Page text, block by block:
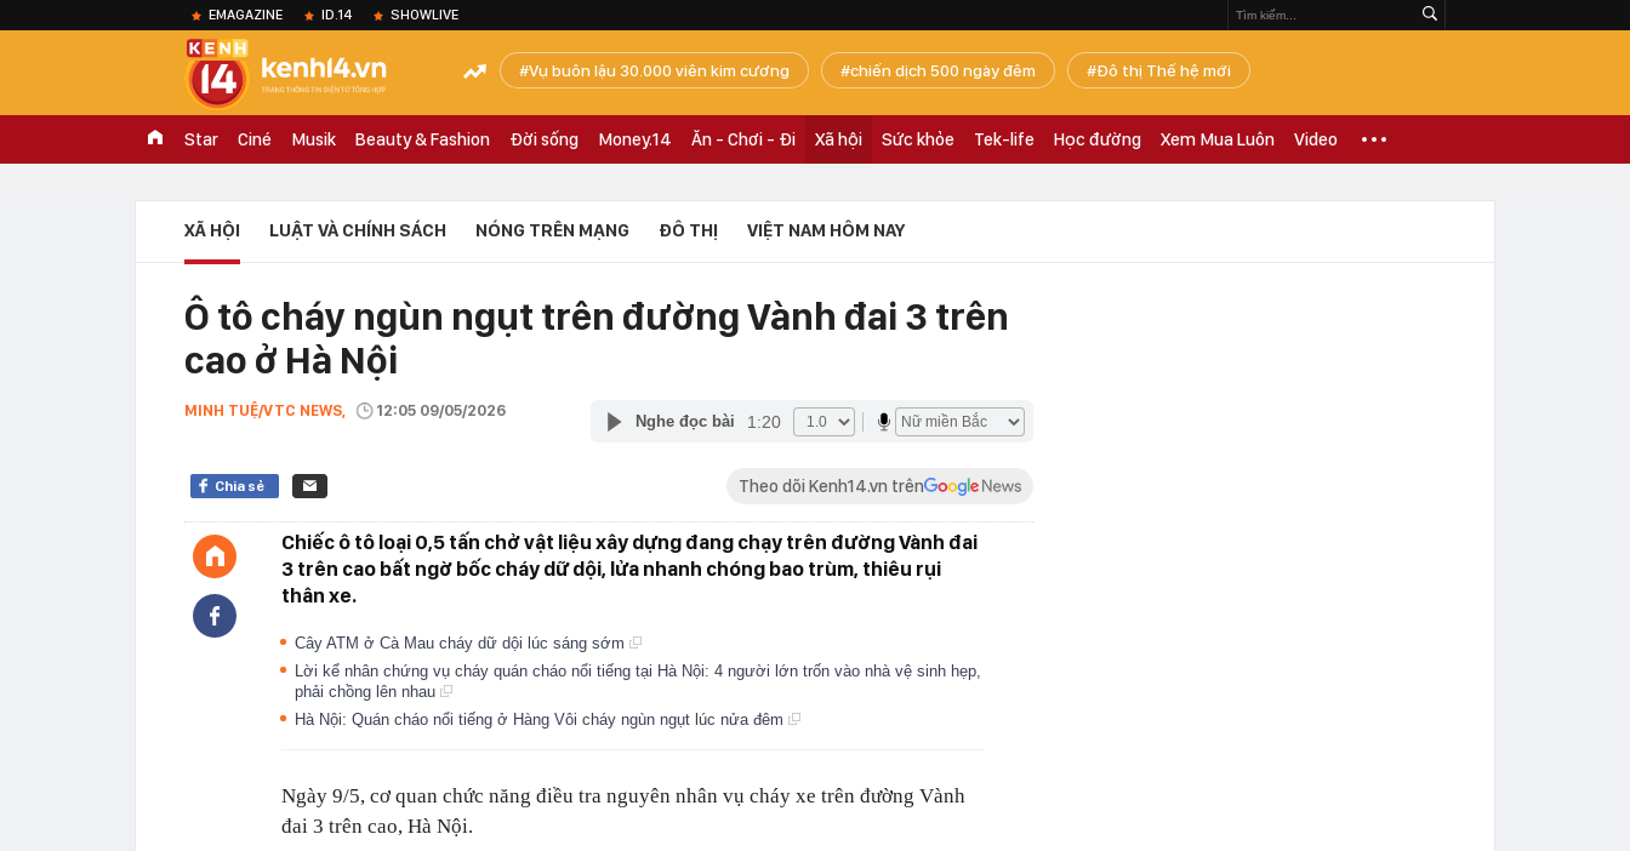
EMAGAZINE ID.14 SHOWLIVE
Vụ buôn lậu 30.000 viên kim cương chiến dịch 500 ngày đêm Đô thị Thế hệ mới
Star Ciné Musik Beauty & Fashion Đời sống Money.14 Ăn - Chơi - Đi Xã hội Sức khỏe Tek-life Học đường Xem Mua Luôn Video
XÃ HỘI LUẬT VÀ CHÍNH SÁCH NÓNG TRÊN MẠNG ĐÔ THỊ VIỆT NAM HÔM NAY
Ô tô cháy ngùn ngụt trên đường Vành đai 3 trên
cao ở Hà Nội
MINH TUỆ/VTC NEWS, 12:05 09/05/2026
Nghe đọc bài 1:20
Chia sẻ Theo dõi Kenh14.vn trên
Chiếc ô tô loại 0,5 tấn chở vật liệu xây dựng đang chạy trên đường Vành đai
3 trên cao bất ngờ bốc cháy dữ dội, lửa nhanh chóng bao trùm, thiêu rụi
thân xe.
Cây ATM ở Cà Mau cháy dữ dội lúc sáng sớm
Lời kể nhân chứng vụ cháy quán cháo nổi tiếng tại Hà Nội: 4 người lớn trốn vào nhà vệ sinh hẹp,
phải chồng lên nhau
Hà Nội: Quán cháo nổi tiếng ở Hàng Vôi cháy ngùn ngụt lúc nửa đêm
Ngày 9/5, cơ quan chức năng điều tra nguyên nhân vụ cháy xe trên đường Vành
đai 3 trên cao, Hà Nội.